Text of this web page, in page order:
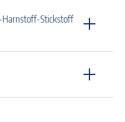
Harnstoff-Stickstoff